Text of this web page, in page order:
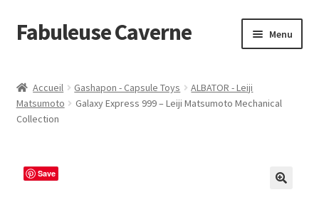
Aller
à
navigation
Aller
au
Fabuleuse Caverne Menu
En boutique
Ouvrir
En réapprovisionnement
Accueil Gashapon - Capsule Toys
ALBATOR - Leiji
Matsumoto
Galaxy Express 999 – Leiji Matsumoto Mechanical
Collection
Save